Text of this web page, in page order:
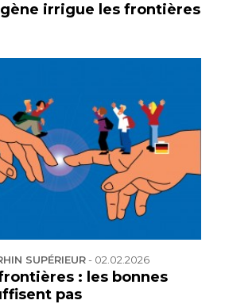
irrigue les frontières
SUPÉRIEUR- 02.02.2026
: les bonnes
pas